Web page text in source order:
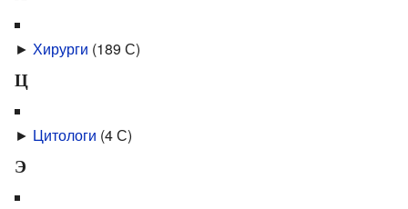
► Хирурги (189 С)
Ц
► Цитологи (4 С)
Э